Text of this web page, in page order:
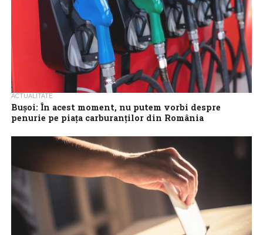
ACTUALITATE
Bușoi: În acest moment, nu putem vorbi despre
penurie pe piața carburanților din România
în România, dar avem unele întârzieri pe partea de transport, a...